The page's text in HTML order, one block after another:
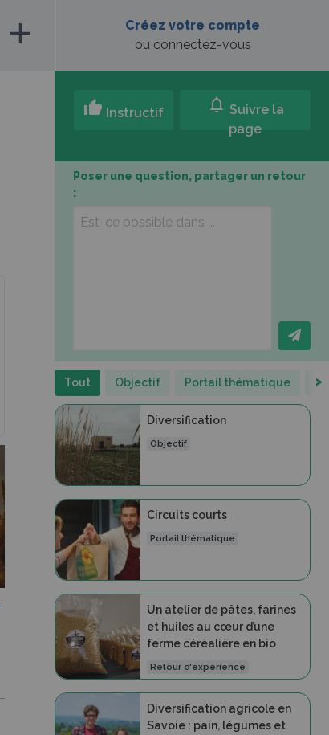
add
Créez votre compte
ou connectez-vous
thumb_up Instructif notifications Suivre la
page
Poser une question, partager un retour
:
Tout Objectif Portail thématique >
Diversification
Objectif
Circuits courts
Portail thématique
Un atelier de pâtes, farines
et huiles au cœur d’une
ferme céréalière en bio
Retour d'expérience
Diversification agricole en
Savoie : pain, légumes et